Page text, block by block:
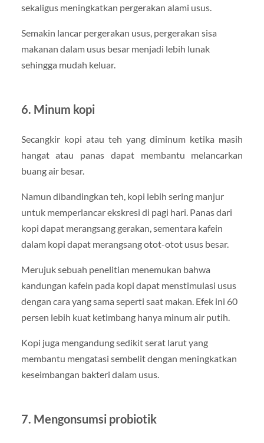
sekaligus meningkatkan pergerakan alami usus.
Semakin lancar pergerakan usus, pergerakan sisa
makanan dalam usus besar menjadi lebih lunak
sehingga mudah keluar.
6. Minum kopi
Secangkir kopi atau teh yang diminum ketika masih
hangat atau panas dapat membantu melancarkan
buang air besar.
Namun dibandingkan teh, kopi lebih sering manjur
untuk memperlancar ekskresi di pagi hari. Panas dari
kopi dapat merangsang gerakan, sementara kafein
dalam kopi dapat merangsang otot-otot usus besar.
Merujuk sebuah penelitian menemukan bahwa
kandungan kafein pada kopi dapat menstimulasi usus
dengan cara yang sama seperti saat makan. Efek ini 60
persen lebih kuat ketimbang hanya minum air putih.
Kopi juga mengandung sedikit serat larut yang
membantu mengatasi sembelit dengan meningkatkan
keseimbangan bakteri dalam usus.
7. Mengonsumsi probiotik